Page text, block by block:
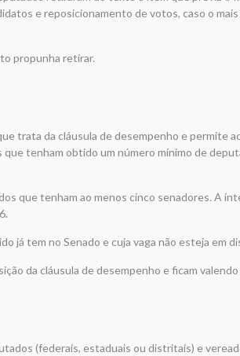
e reposicionamento de votos, caso o
propunha retirar.
trata da cláusula de desempenho e permite
tenham obtido um número mínimo de
que tenham ao menos cinco senadores. A
já tem no Senado e cuja vaga não esteja em
da cláusula de desempenho e ficam
(federais, estaduais ou distritais) e